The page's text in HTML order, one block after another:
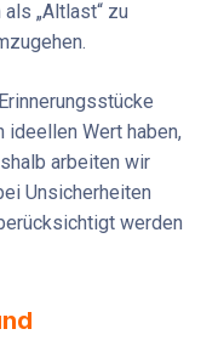
„Altlast“ zu
Wert haben,
arbeiten wir
Unsicherheiten
werden